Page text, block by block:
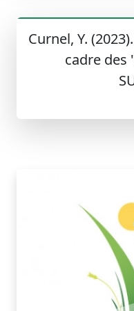
Curnel, Y.
cadre des